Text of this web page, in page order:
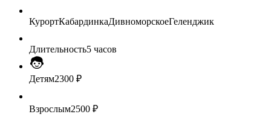
КурортКабардинкаДивноморскоеГеленджик
Длительность5 часов
Детям2300 ₽
Взрослым2500 ₽